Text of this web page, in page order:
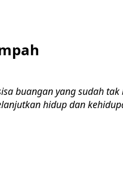
buangan yang sudah tak
hidup dan